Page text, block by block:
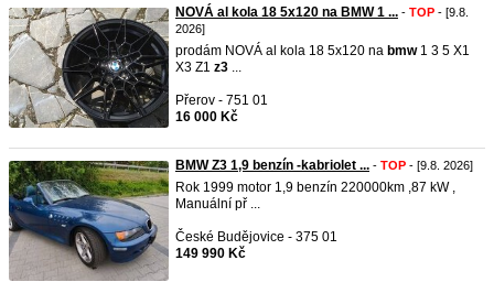
NOVÁ al kola 18 5x120 na BMW 1 ... - TOP - [9.8.
2026]
prodám NOVÁ al kola 18 5x120 na bmw1 3 5 X1
X3 Z1 z3 ...
Přerov - 751 01
16 000 Kč
BMW Z3 1,9 benzín -kabriolet ... - TOP - [9.8. 2026]
Rok 1999 motor 1,9 benzín 220000km ,87 kW ,
Manuální př ...
České Budějovice - 375 01
149 990 Kč